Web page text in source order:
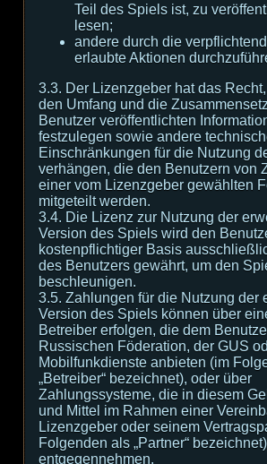
Teil des Spiels ist, zu
lesen;
andere durch die
erlaubte Aktionen
3.3. Der Lizenzgeber hat das
den Umfang und die
Benutzer veröffentlichten
festzulegen sowie andere
Einschränkungen für die Nutzung
verhängen, die den Benutzern von
einer vom Lizenzgeber gewählten
mitgeteilt werden.
3.4. Die Lizenz zur Nutzung der
Version des Spiels wird den
kostenpflichtiger Basis
des Benutzers gewährt, um den
beschleunigen.
3.5. Zahlungen für die Nutzung der
Version des Spiels können über
Betreiber erfolgen, die dem
Russischen Föderation, der GUS
Mobilfunkdienste anbieten (im
„Betreiber“ bezeichnet), oder über
Zahlungssysteme, die in diesem
und Mittel im Rahmen einer
Lizenzgeber oder seinem
Folgenden als „Partner“ bezeichnet)
entgegennehmen.